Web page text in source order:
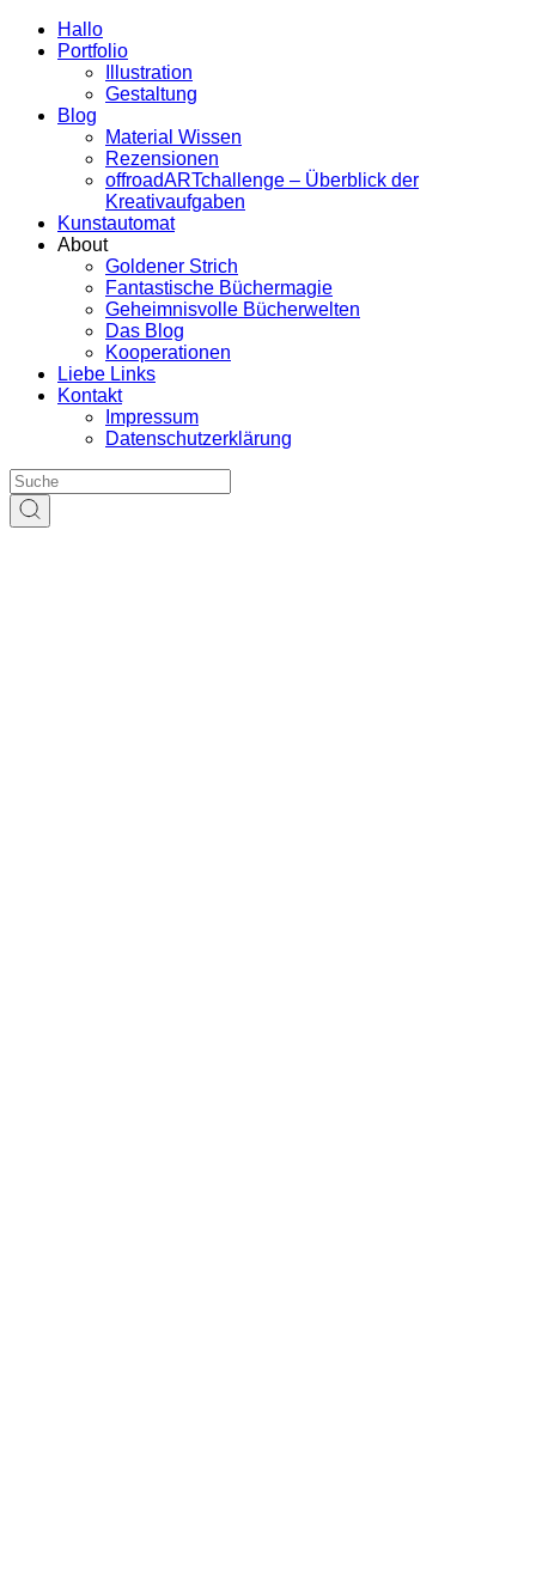
Hallo
Portfolio
Illustration
Gestaltung
Blog
Material Wissen
Rezensionen
offroadARTchallenge – Überblick der
Kreativaufgaben
Kunstautomat
About
Goldener Strich
Fantastische Büchermagie
Geheimnisvolle Bücherwelten
Das Blog
Kooperationen
Liebe Links
Kontakt
Impressum
Datenschutzerklärung